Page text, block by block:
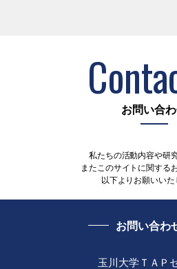
お問い合
私たちの活動内容や研
またこのサイトに関する
以下よりお願いいた
お問い合わ
玉川大学ＴＡＰ